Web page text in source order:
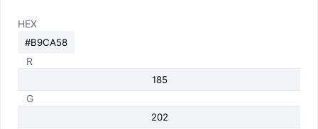
HEX
R
G